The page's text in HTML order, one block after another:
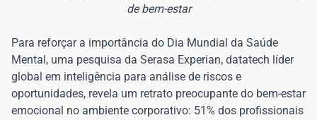
de bem-estar
Para reforçar a importância do Dia Mundial da Saúde
Mental, uma pesquisa da Serasa Experian, datatech líder
global em inteligência para análise de riscos e
oportunidades, revela um retrato preocupante do bem-estar
emocional no ambiente corporativo: 51% dos profissionais